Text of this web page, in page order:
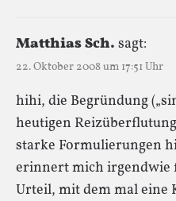
Matthias Sch. sagt:
22. Oktober 2008 um 17:51 Uhr
hihi, die Begründung
heutigen
starke Formulierungen
erinnert mich irgendwie
Urteil, mit dem mal eine